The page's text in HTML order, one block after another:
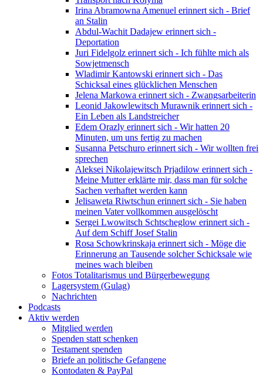
Irina Abramowna Amenuel erinnert sich - Brief
an Stalin
Abdul-Wachit Dadajew erinnert sich -
Deportation
Juri Fidelgolz erinnert sich - Ich fühlte mich als
Sowjetmensch
Wladimir Kantowski erinnert sich - Das
Schicksal eines glücklichen Menschen
Jelena Markowa erinnert sich - Zwangsarbeiterin
Leonid Jakowlewitsch Murawnik erinnert sich -
Ein Leben als Landstreicher
Edem Orazly erinnert sich - Wir hatten 20
Minuten, um uns fertig zu machen
Susanna Petschuro erinnert sich - Wir wollten frei
sprechen
Aleksei Nikolajewitsch Prjadilow erinnert sich -
Meine Mutter erklärte mir, dass man für solche
Sachen verhaftet werden kann
Jelisaweta Riwtschun erinnert sich - Sie haben
meinen Vater vollkommen ausgelöscht
Sergei Lwowitsch Schtscheglow erinnert sich -
Auf dem Schiff Josef Stalin
Rosa Schowkrinskaja erinnert sich - Möge die
Erinnerung an Tausende solcher Schicksale wie
meines wach bleiben
Fotos Totalitarismus und Bürgerbewegung
Lagersystem (Gulag)
Nachrichten
Podcasts
Aktiv werden
Mitglied werden
Spenden statt schenken
Testament spenden
Briefe an politische Gefangene
Kontodaten & PayPal